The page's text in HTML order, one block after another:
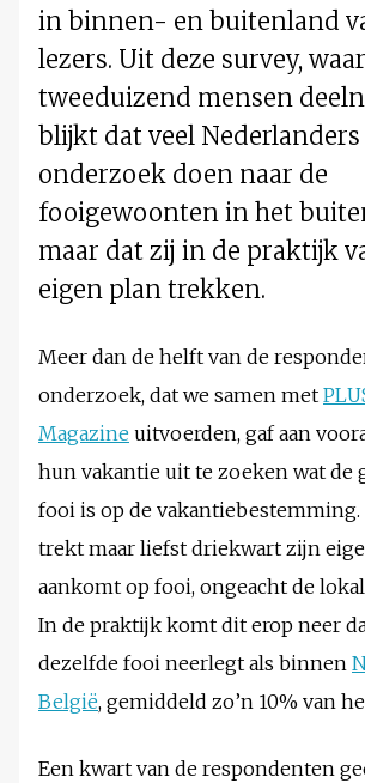
in binnen- en buitenland
lezers. Uit deze survey,
tweeduizend mensen
blijkt dat veel
onderzoek doen naar de
fooigewoonten in het
maar dat zij in de praktijk
eigen plan trekken.
Meer dan de helft van de
onderzoek, dat we samen met
Magazine uitvoerden, gaf aan
hun vakantie uit te zoeken wat de
fooi is op de vakantiebestemming.
trekt maar liefst driekwart zijn
aankomt op fooi, ongeacht de
In de praktijk komt dit erop neer
dezelfde fooi neerlegt als binnen
België, gemiddeld zo’n 10% van
Een kwart van de respondenten